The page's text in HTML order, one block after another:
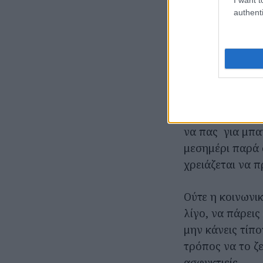
πίεσης μπορεί
δεν είναι
Ο καθένας
να πας για
μεσημέρι παρά
χρειάζεται να
Ούτε η
λίγο, να
μην κάνεις
τρόπος να το